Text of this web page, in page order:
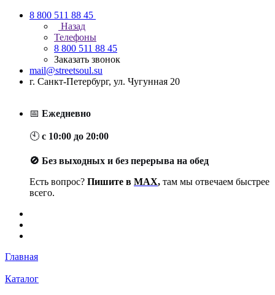
8 800 511 88 45
Назад
Телефоны
8 800 511 88 45
Заказать звонок
mail@streetsoul.su
г. Санкт-Петербург, ул. Чугунная 20
📅 Ежедневно
🕙 с 10:00 до 20:00
🚫 Без выходных и без перерыва на обед
Есть вопрос? Пишите в MAX, там мы отвечаем быстрее
всего.
Главная
Каталог